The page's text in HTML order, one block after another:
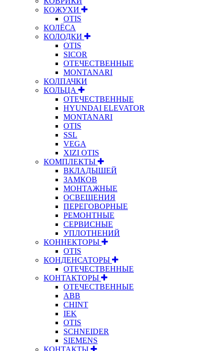
КОЖУХИ
OTIS
КОЛЁСА
КОЛОДКИ
OTIS
SICOR
ОТЕЧЕСТВЕННЫЕ
MONTANARI
КОЛПАЧКИ
КОЛЬЦА
ОТЕЧЕСТВЕННЫЕ
HYUNDAI ELEVATOR
MONTANARI
OTIS
SSL
VEGA
XIZI OTIS
КОМПЛЕКТЫ
ВКЛАДЫШЕЙ
ЗАМКОВ
МОНТАЖНЫЕ
ОСВЕЩЕНИЯ
ПЕРЕГОВОРНЫЕ
РЕМОНТНЫЕ
СЕРВИСНЫЕ
УПЛОТНЕНИЙ
КОННЕКТОРЫ
OTIS
КОНДЕНСАТОРЫ
ОТЕЧЕСТВЕННЫЕ
КОНТАКТОРЫ
ОТЕЧЕСТВЕННЫЕ
ABB
CHINT
IEK
OTIS
SCHNEIDER
SIEMENS
КОНТАКТЫ